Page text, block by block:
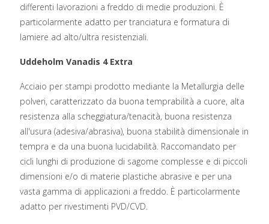
differenti lavorazioni a freddo di medie produzioni. È
particolarmente adatto per tranciatura e formatura di
lamiere ad alto/ultra resistenziali.
Uddeholm Vanadis 4 Extra
Acciaio per stampi prodotto mediante la Metallurgia delle
polveri, caratterizzato da buona temprabilità a cuore, alta
resistenza alla scheggiatura/tenacità, buona resistenza
all'usura (adesiva/abrasiva), buona stabilità dimensionale in
tempra e da una buona lucidabilità. Raccomandato per
cicli lunghi di produzione di sagome complesse e di piccoli
dimensioni e/o di materie plastiche abrasive e per una
vasta gamma di applicazioni a freddo. È particolarmente
adatto per rivestimenti PVD/CVD.